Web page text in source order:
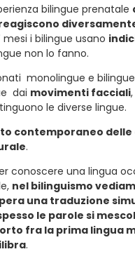
bilingue prenatale
mesi i bilingue usano
non lo fanno.
monolingue e
dai movimenti facciali
le diverse lingue.
contemporaneo delle
.
conoscere una lingua
nel bilinguismo
una traduzione
le parole si
fra la prima lingua
.